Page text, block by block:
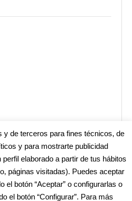
Echa un vistazo encadiz.es|
y de terceros para fines técnicos, de
y para mostrarte publicidad
elaborado a partir de tus hábitos
páginas visitadas). Puedes aceptar
el botón “Aceptar” o configurarlas o
el botón “Configurar”. Para más